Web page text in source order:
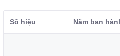
Số hiệu Năm ban